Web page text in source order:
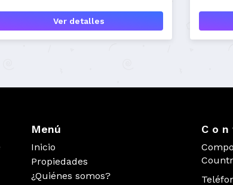
Menú
Inicio
Propiedades
¿Quiénes somos?
C o